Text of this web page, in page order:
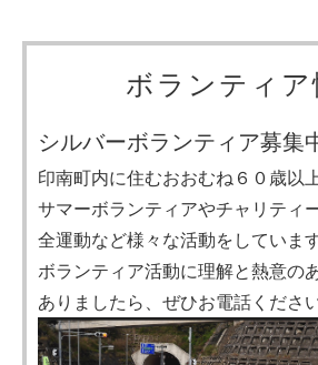
ボランティア
シルバーボランティア募集
印南町内に住むおおむね６０歳以
サマーボランティアやチャリティ
全運動など様々な活動をしています
ボランティア活動に理解と熱意の
ありましたら、ぜひお電話くださ